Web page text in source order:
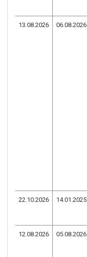
13.08.2026 06.08.2026
22.10.2026 14.01.2025
12.08.2026 05.08.2026